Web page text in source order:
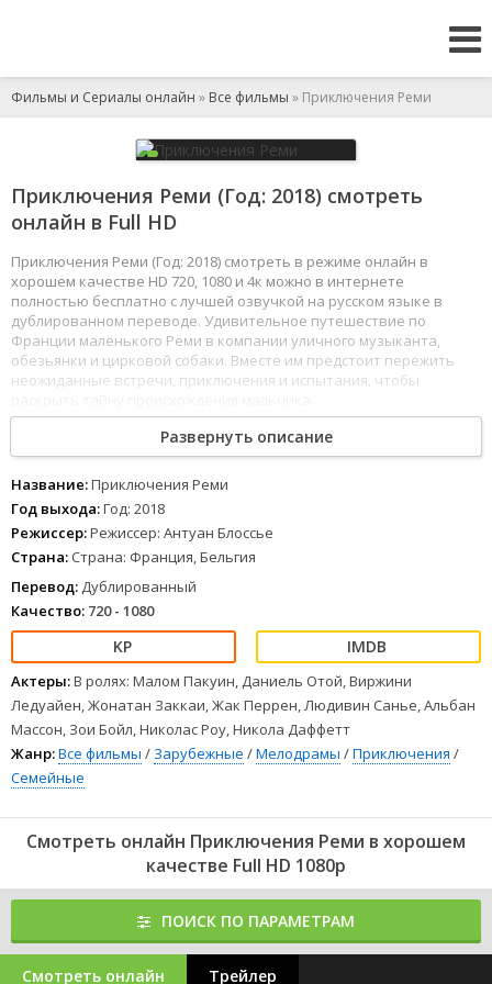
Фильмы и Сериалы онлайн » Все фильмы » Приключения Реми
Приключения Реми (Год: 2018) смотреть
онлайн в Full HD
Приключения Реми (Год: 2018) смотреть в режиме онлайн в
хорошем качестве HD 720, 1080 и 4к можно в интернете
полностью бесплатно с лучшей озвучкой на русском языке в
дублированном переводе. Удивительное путешествие по
Франции маленького Реми в компании уличного музыканта,
обезьянки и цирковой собаки. Вместе им предстоит пережить
неожиданные встречи, приключения и испытания, чтобы
12345 678
Развернуть описание
Название:Приключения Реми
Год выхода:Год: 2018
Режиссер:Режиссер: Антуан Блоссье
Страна: Страна: Франция, Бельгия
Перевод: Дублированный
Качество: 720 - 1080
Актеры:В ролях: Малом Пакуин, Даниель Отой, Виржини
Ледуайен, Жонатан Заккаи, Жак Перрен, Людивин Санье, Альбан
Массон, Зои Бойл, Николас Роу, Никола Даффетт
Жанр:Все фильмы / Зарубежные /Мелодрамы /Приключения /
Семейные
Смотреть онлайн Приключения Реми в хорошем
качестве Full HD 1080p
ПОИСК ПО ПАРАМЕТРАМ
Смотреть онлайн Трейлер